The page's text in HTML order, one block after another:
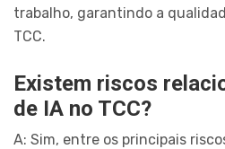
trabalho, garantindo a
TCC.
Existem riscos
de IA no TCC?
A: Sim, entre os principais